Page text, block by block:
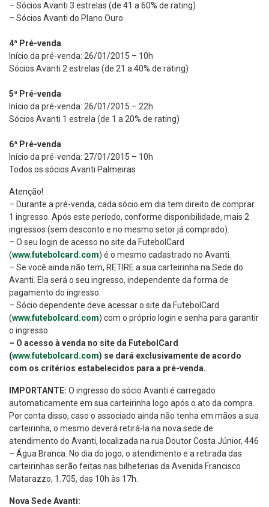
– Sócios Avanti 3 estrelas (de 41 a 60% de rating)
– Sócios Avanti do Plano Ouro
4ª Pré-venda
Início da pré-venda: 26/01/2015 – 10h
Sócios Avanti 2 estrelas (de 21 a 40% de rating)
5ª Pré-venda
Início da pré-venda: 26/01/2015 – 22h
Sócios Avanti 1 estrela (de 1 a 20% de rating)
6ª Pré-venda
Início da pré-venda: 27/01/2015 – 10h
Todos os sócios Avanti Palmeiras
Atenção!
– Durante a pré-venda, cada sócio em dia tem direito de comprar
1 ingresso. Após este período, conforme disponibilidade, mais 2
ingressos (sem desconto e no mesmo setor já comprado).
– O seu login de acesso no site da FutebolCard
(www.futebolcard.com) é o mesmo cadastrado no Avanti.
– Se você ainda não tem, RETIRE a sua carteirinha na Sede do
Avanti. Ela será o seu ingresso, independente da forma de
pagamento do ingresso.
– Sócio dependente deve acessar o site da FutebolCard
(www.futebolcard.com) com o próprio login e senha para garantir
o ingresso.
– O acesso à venda no site da FutebolCard
(www.futebolcard.com) se dará exclusivamente de acordo
com os critérios estabelecidos para a pré-venda.
IMPORTANTE: O ingresso do sócio Avanti é carregado
automaticamente em sua carteirinha logo após o ato da compra.
Por conta disso, caso o associado ainda não tenha em mãos a sua
carteirinha, o mesmo deverá retirá-la na nova sede de
atendimento do Avanti, localizada na rua Doutor Costa Júnior, 446
– Água Branca. No dia do jogo, o atendimento e a retirada das
carteirinhas serão feitas nas bilheterias da Avenida Francisco
Matarazzo, 1.705, das 10h às 17h.
Nova Sede Avanti: